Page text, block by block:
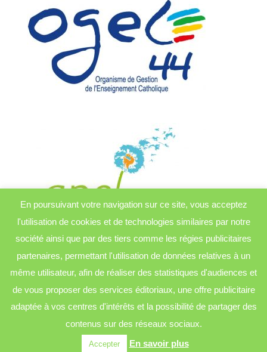
© École Sainte Anne - Casson | design by
digital
En poursuivant votre navigation sur ce site, vous acceptez
l'utilisation de cookies et de technologies similaires par notre
société ainsi que par des tiers comme les régies publicitaires
partenaires, permettant l'utilisation de données relatives à un
même utilisateur, afin de réaliser des statistiques d'audiences et
de vous proposer des services éditoriaux, une offre publicitaire
adaptée à vos centres d'intérêts et la possibilité de partager des
contenus sur des réseaux sociaux.
Accepter En savoir plus